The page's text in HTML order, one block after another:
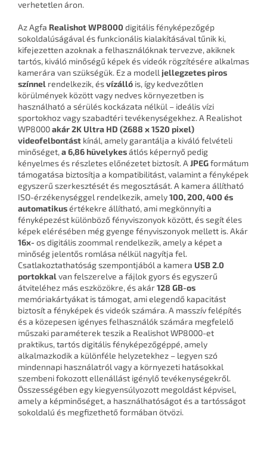
verhetetlen áron.
Az Agfa Realishot WP8000 digitális fényképezőgép
sokoldalúságával és funkcionális kialakításával tűnik ki,
kifejezetten azoknak a felhasználóknak tervezve, akiknek
tartós, kiváló minőségű képek és videók rögzítésére alkalmas
kamerára van szükségük. Ez a modell jellegzetes piros
színnel rendelkezik, ésvízálló is, így kedvezőtlen
körülmények között vagy nedves környezetben is
használható a sérülés kockázata nélkül – ideális vízi
sportokhoz vagy szabadtéri tevékenységekhez. A Realishot
WP8000akár 2K Ultra HD (2688 x 1520 pixel)
videofelbontást kínál, amely garantálja a kiváló felvételi
minőséget, a 6,86 hüvelykesátlós képernyő pedig
kényelmes és részletes előnézetet biztosít. A JPEGformátum
támogatása biztosítja a kompatibilitást, valamint a fényképek
egyszerű szerkesztését és megosztását. A kamera állítható
ISO-érzékenységgel rendelkezik, amely100, 200, 400 és
automatikusértékekre állítható, ami megkönnyíti a
fényképezést különböző fényviszonyok között, és segít éles
képek elérésében még gyenge fényviszonyok mellett is. Akár
16x- os digitális zoommal rendelkezik, amely a képet a
minőség jelentős romlása nélkül nagyítja fel.
Csatlakoztathatóság szempontjából a kamera USB 2.0
portokkalvan felszerelve a fájlok gyors és egyszerű
átviteléhez más eszközökre, és akár128 GB-os
memóriakártyákat is támogat, ami elegendő kapacitást
biztosít a fényképek és videók számára. A masszív felépítés
és a közepesen igényes felhasználók számára megfelelő
műszaki paraméterek teszik a Realishot WP8000-et
praktikus, tartós digitális fényképezőgéppé, amely
alkalmazkodik a különféle helyzetekhez – legyen szó
mindennapi használatról vagy a környezeti hatásokkal
szembeni fokozott ellenállást igénylő tevékenységekről.
Összességében egy kiegyensúlyozott megoldást képvisel,
amely a képminőséget, a használhatóságot és a tartósságot
sokoldalú és megfizethető formában ötvözi.